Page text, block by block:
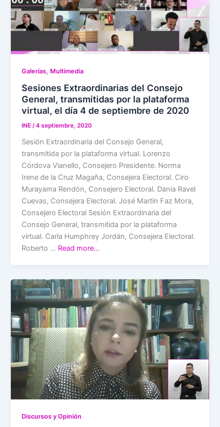
Galerías, Multimedia
Sesiones Extraordinarias del Consejo
General, transmitidas por la plataforma
virtual, el día 4 de septiembre de 2020
INE/4 septiembre, 2020
Sesión Extraordinaria del Consejo General,
transmitida por la plataforma virtual. Lorenzo
Córdova Vianello, Consejero Presidente. Norma
Irene de la Cruz Magaña, Consejera Electoral. Ciro
Murayama Rendón, Consejero Electoral. Dania Ravel
Cuevas, Consejera Electoral. José Martín Faz Mora,
Consejero Electoral Sesión Extraordinaria del
Consejo General, transmitida por la plataforma
virtual. Carla Humphrey Jordán, Consejera Electoral.
Roberto … Read more…
Discursos y Opinión